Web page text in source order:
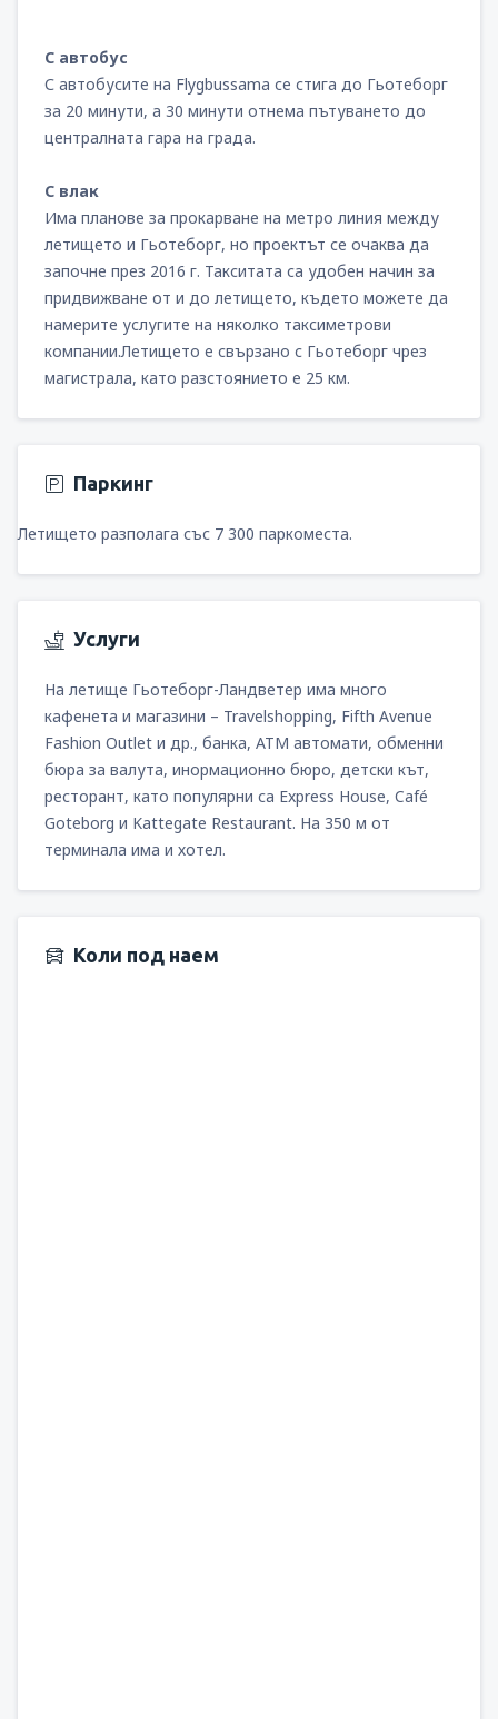
С автобус
С автобусите на Flygbussama се стига до Гьотеборг
за 20 минути, а 30 минути отнема пътуването до
централната гара на града.
С влак
Има планове за прокарване на метро линия между
летището и Гьотеборг, но проектът се очаква да
започне през 2016 г. Такситата са удобен начин за
придвижване от и до летището, където можете да
намерите услугите на няколко таксиметрови
компании.Летището е свързано с Гьотеборг чрез
магистрала, като разстоянието е 25 км.
Паркинг
Летището разполага със 7 300 паркоместа.
Услуги
На летище Гьотеборг-Ландветер има много
кафенета и магазини – Travelshopping, Fifth Avenue
Fashion Outlet и др., банка, АТМ автомати, обменни
бюра за валута, инормационно бюро, детски кът,
ресторант, като популярни са Express House, Café
Goteborg и Kattegate Restaurant. На 350 м от
терминала има и хотел.
Коли под наем